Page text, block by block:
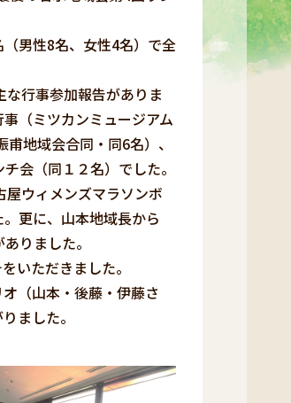
男性8名、女性4名）で全
行事参加報告がありま
（ミツカンミュージアム
地域会合同・同6名）、
会（同１２名）でした。
ウィメンズマラソンボ
更に、山本地域長から
りました。
いただきました。
（山本・後藤・伊藤さ
ました。